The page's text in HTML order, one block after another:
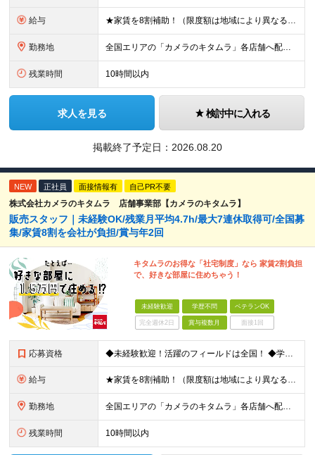
給与 ★家賃を8割補助！（限度額は地域により異なる） ※転勤による引っ越しが発生する場合 ＝＝＝＝＝＝＝＝＝＝＝＝＝＝＝＝＝＝＝＝＝＝＝ 例えば、家賃7.5万円なら6万円は会社で負担。 あなたが支払うのは、
勤務地 全国エリアの「カメラのキタムラ」各店舗へ配属となります ※最初の配属先は希望を最大限考慮した上で決定します ▼詳しい勤務地住所は下記URLをご確認ください。 https://sss.kitamur
残業時間 10時間以内
求人を見る 検討中に入れる
掲載終了予定日： 2026.08.20
NEW 正社員 面接情報有 自己PR不要
株式会社カメラのキタムラ 店舗事業部【カメラのキタムラ】
販売スタッフ｜未経験OK/残業月平均4.7h/最大7連休取得可/全国募
集/家賃8割を会社が負担/賞与年2回
キタムラのお得な「社宅制度」なら 家賃2割負担
で、好きな部屋に住めちゃう！
未経験歓迎 学歴不問 ベテランOK
完全週休2日 賞与複数月 面接1回
応募資格 ◆未経験歓迎！活躍のフィールドは全国！ ◆学歴不問 ◆第二新卒も活躍中 ◆35歳以下の方（若年層の長期キャリア形成を図るため）
給与 ★家賃を8割補助！（限度額は地域により異なる） ※転勤による引っ越しが発生する場合 ＝＝＝＝＝＝＝＝＝＝＝＝＝＝＝＝＝＝＝＝＝＝＝ 例えば、家賃7.5万円なら6万円は会社で負担。 あなたが支払うのは、
勤務地 全国エリアの「カメラのキタムラ」各店舗へ配属となります ※最初の配属先は希望を最大限考慮した上で決定します ▼詳しい勤務地住所は下記URLをご確認ください。 https://sss.kitamur
残業時間 10時間以内